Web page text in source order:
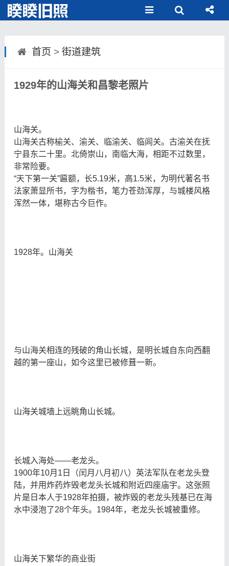
首页 > 街道建筑
1929年的山海关和昌黎老照片
山海关。
山海关古称榆关、渝关、临渝关、临闾关。古渝关在抚
宁县东二十里。北倚崇山，南临大海，相距不过数里，
非常险要。
“天下第一关”匾额，长5.19米，高1.5米，为明代著名书
法家萧显所书，字为楷书，笔力苍劲浑厚，与城楼风格
浑然一体，堪称古今巨作。
1928年。山海关
与山海关相连的残破的角山长城，是明长城自东向西翻
越的第一座山，如今这里已被修葺一新。
山海关城墙上远眺角山长城。
长城入海处——老龙头。
1900年10月1日（闰月八月初八）英法军队在老龙头登
陆，并用炸药炸毁老龙头长城和附近四座庙宇。这张照
片是日本人于1928年拍摄，被炸毁的老龙头残基已在海
水中浸泡了28个年头。1984年，老龙头长城被重修。
山海关下繁华的商业街